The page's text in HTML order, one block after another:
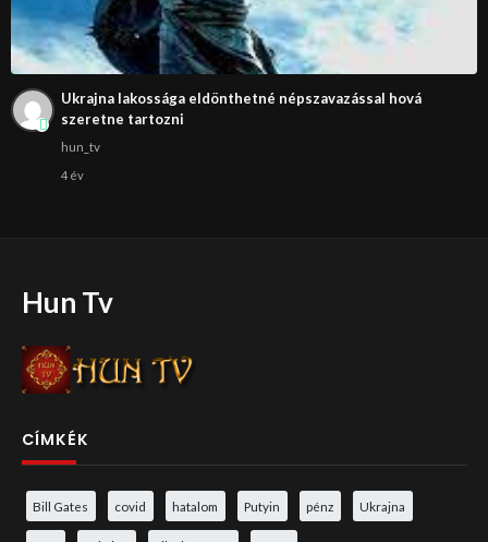
Ukrajna lakossága eldönthetné népszavazással hová
szeretne tartozni
hun_tv
4 év
Hun Tv
CÍMKÉK
Bill Gates covid hatalom Putyin pénz Ukrajna